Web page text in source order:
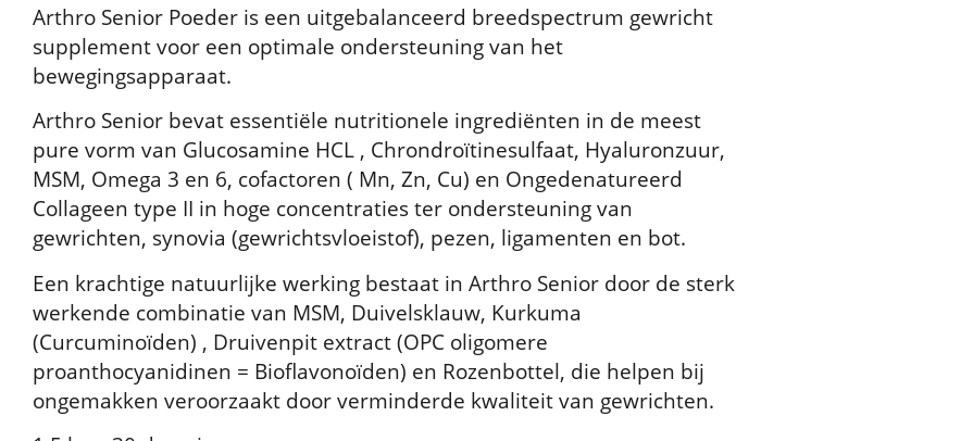
Arthro Senior Poeder is een uitgebalanceerd breedspectrum gewricht
supplement voor een optimale ondersteuning van het
bewegingsapparaat.
Arthro Senior bevat essentiële nutritionele ingrediënten in de meest
pure vorm van Glucosamine HCL , Chrondroïtinesulfaat, Hyaluronzuur,
MSM, Omega 3 en 6, cofactoren ( Mn, Zn, Cu) en Ongedenatureerd
Collageen type II in hoge concentraties ter ondersteuning van
gewrichten, synovia (gewrichtsvloeistof), pezen, ligamenten en bot.
Een krachtige natuurlijke werking bestaat in Arthro Senior door de sterk
werkende combinatie van MSM, Duivelsklauw, Kurkuma
(Curcuminoïden) , Druivenpit extract (OPC oligomere
proanthocyanidinen = Bioflavonoïden) en Rozenbottel, die helpen bij
ongemakken veroorzaakt door verminderde kwaliteit van gewrichten.